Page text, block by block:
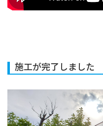
施工が完了しました